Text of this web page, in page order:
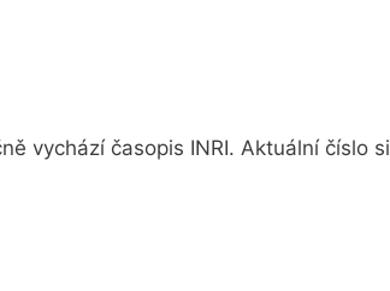
vychází časopis INRI. Aktuální číslo si